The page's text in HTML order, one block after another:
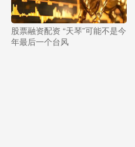
股票融资配资 “天琴”可能不是今
年最后一个台风